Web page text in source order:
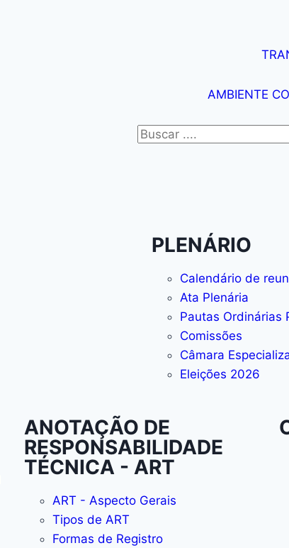
AMBIENTE
PLENÁRIO
Calendário de
Ata Plenária
Pautas Ordinárias
Comissões
Câmara
Eleições 2026
ANOTAÇÃO DE
RESPONSABILIDADE
TÉCNICA - ART
ART - Aspecto Gerais
Tipos de ART
Formas de Registro